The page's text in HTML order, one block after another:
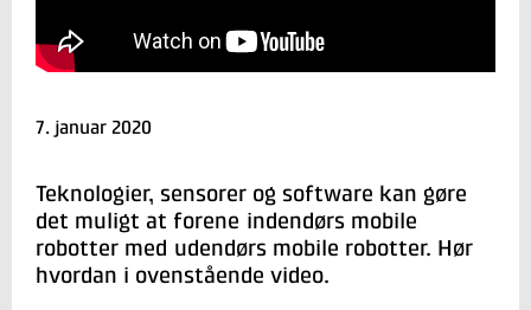
7. januar 2020
Teknologier, sensorer og software kan gøre
det muligt at forene indendørs mobile
robotter med udendørs mobile robotter. Hør
hvordan i ovenstående video.